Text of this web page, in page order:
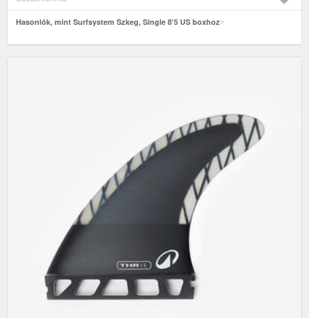
Hasonlók, mint Surfsystem Szkeg, Single 8'5 US boxhoz